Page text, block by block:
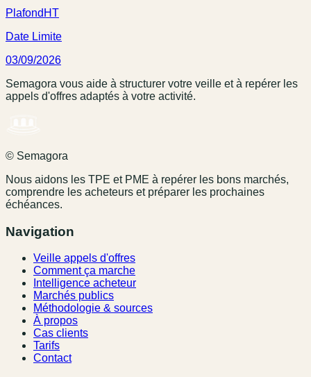
Plafond HT
Date Limite
03/09/2026
Semagora vous aide à structurer votre veille et à repérer les
appels d'offres adaptés à votre activité.
© Semagora
Nous aidons les TPE et PME à repérer les bons marchés,
comprendre les acheteurs et préparer les prochaines
échéances.
Navigation
Veille appels d'offres
Comment ça marche
Intelligence acheteur
Marchés publics
Méthodologie & sources
À propos
Cas clients
Tarifs
Contact